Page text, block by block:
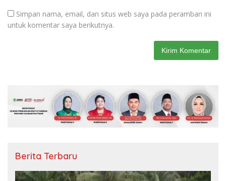
Simpan nama, email, dan situs web saya pada peramban ini
untuk komentar saya berikutnya.
Berita Terbaru